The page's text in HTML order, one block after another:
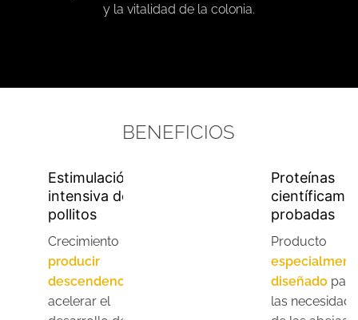
y la vitalidad de la colonia.
BENEFICIOS
Estimulación
intensiva de
pollitos
Crecimiento
producir
descendencia,
acelerar el
Proteínas
probadas
Producto
diseñadopara
las